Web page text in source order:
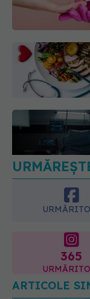
365
ARTICOLE